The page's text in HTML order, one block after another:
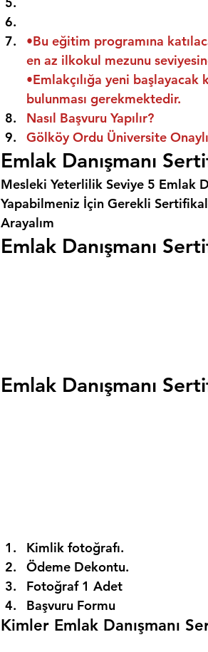
•Bu eğitim programına
en az ilkokul mezunu
•Emlakçılığa yeni
bulunması gerekmektedir.
Nasıl Başvuru Yapılır?
Gölköy Ordu Üniversite
Emlak Danışmanı
Mesleki Yeterlilik Seviye 5 Emlak
Yapabilmeniz İçin Gerekli
Arayalım
Emlak Danışmanı
Emlak Danışmanı
Kimlik fotoğrafı.
Ödeme Dekontu.
Fotoğraf 1 Adet
Başvuru Formu
Kimler Emlak Danışmanı